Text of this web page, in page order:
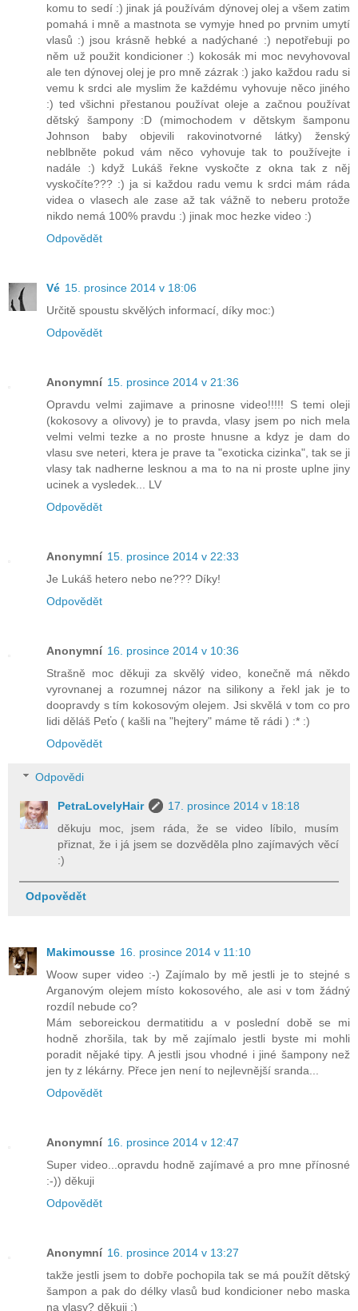
komu to sedí :) jinak já používám dýnovej olej a všem zatim
pomahá i mně a mastnota se vymyje hned po prvnim umytí
vlasů :) jsou krásně hebké a nadýchané :) nepotřebuji po
něm už použit kondicioner :) kokosák mi moc nevyhovoval
ale ten dýnovej olej je pro mně zázrak :) jako každou radu si
vemu k srdci ale myslim že každému vyhovuje něco jiného
:) ted všichni přestanou používat oleje a začnou používat
dětský šampony :D (mimochodem v dětskym šamponu
Johnson baby objevili rakovinotvorné látky) ženský
neblbněte pokud vám něco vyhovuje tak to používejte i
nadále :) když Lukáš řekne vyskočte z okna tak z něj
vyskočíte??? :) ja si každou radu vemu k srdci mám ráda
videa o vlasech ale zase až tak vážně to neberu protože
nikdo nemá 100% pravdu :) jinak moc hezke video :)
Odpovědět
Vé 15. prosince 2014 v 18:06
Určitě spoustu skvělých informací, díky moc:)
Odpovědět
Anonymní 15. prosince 2014 v 21:36
Opravdu velmi zajimave a prinosne video!!!!! S temi oleji
(kokosovy a olivovy) je to pravda, vlasy jsem po nich mela
velmi velmi tezke a no proste hnusne a kdyz je dam do
vlasu sve neteri, ktera je prave ta "exoticka cizinka", tak se ji
vlasy tak nadherne lesknou a ma to na ni proste uplne jiny
ucinek a vysledek... LV
Odpovědět
Anonymní 15. prosince 2014 v 22:33
Je Lukáš hetero nebo ne??? Díky!
Odpovědět
Anonymní 16. prosince 2014 v 10:36
Strašně moc děkuji za skvělý video, konečně má někdo
vyrovnanej a rozumnej názor na silikony a řekl jak je to
doopravdy s tím kokosovým olejem. Jsi skvělá v tom co pro
lidi děláš Peťo ( kašli na "hejtery" máme tě rádi ) :* :)
Odpovědět
Odpovědi
PetraLovelyHair
17. prosince 2014 v 18:18
děkuju moc, jsem ráda, že se video líbilo, musím
přiznat, že i já jsem se dozvěděla plno zajímavých věcí
:)
Odpovědět
Makimousse 16. prosince 2014 v 11:10
Woow super video :-) Zajímalo by mě jestli je to stejné s
Arganovým olejem místo kokosového, ale asi v tom žádný
rozdíl nebude co?
Mám seboreickou dermatitidu a v poslední době se mi
hodně zhoršila, tak by mě zajímalo jestli byste mi mohli
poradit nějaké tipy. A jestli jsou vhodné i jiné šampony než
jen ty z lékárny. Přece jen není to nejlevnější sranda...
Odpovědět
Anonymní 16. prosince 2014 v 12:47
Super video...opravdu hodně zajímavé a pro mne přínosné
:-)) děkuji
Odpovědět
Anonymní 16. prosince 2014 v 13:27
takže jestli jsem to dobře pochopila tak se má použít dětský
šampon a pak do délky vlasů bud kondicioner nebo maska
na vlasy? děkuji :)